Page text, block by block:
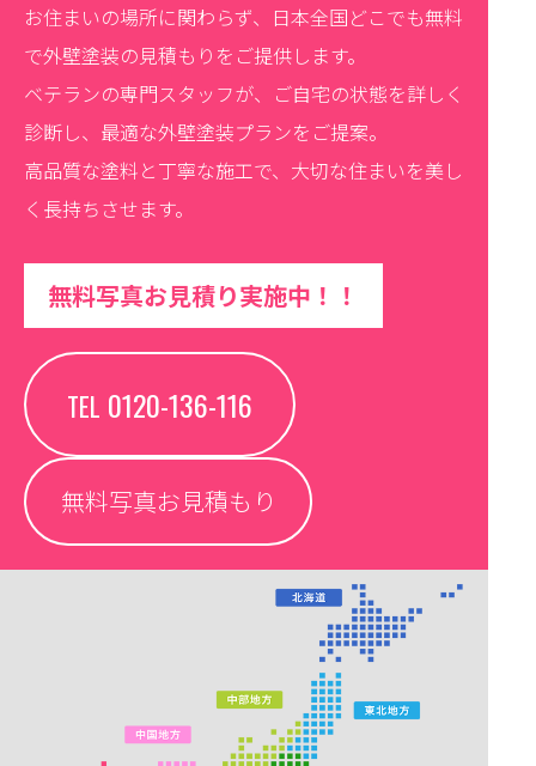
お住まいの場所に関わらず、日本全国どこでも無料
で外壁塗装の見積もりをご提供します。
ベテランの専門スタッフが、ご自宅の状態を詳しく
診断し、最適な外壁塗装プランをご提案。
高品質な塗料と丁寧な施工で、大切な住まいを美し
く長持ちさせます。
無料写真お見積り実施中！！
TEL 0120-136-116
無料写真お見積もり